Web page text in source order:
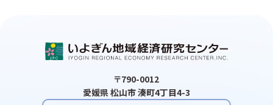
〒790-0012
愛媛県 松山市 湊町4丁目4-3